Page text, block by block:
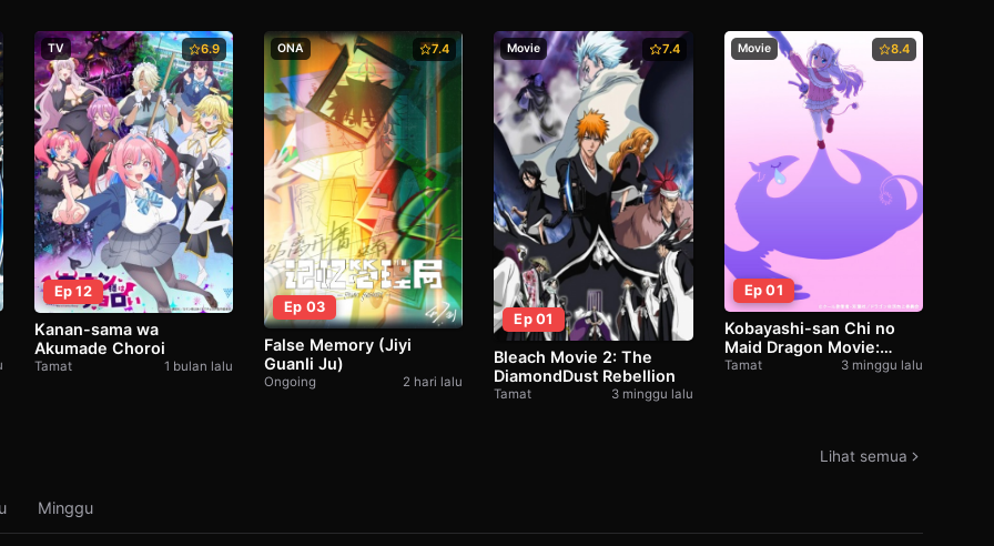
TV 6.9
Ep 12
Kanan-sama wa
Akumade Choroi
Tamat 1 bulan lalu
ONA 7.4
Ep 03
False Memory (Jiyi
Guanli Ju)
Ongoing 2 hari lalu
Movie 7.4
Ep 01
Bleach Movie 2: The
DiamondDust Rebellion
Tamat 3 minggu lalu
Movie 8.4
Ep 01
Kobayashi-san Chi no
Maid Dragon Movie:
Samishigariya no Ryuu
Tamat 3 minggu lalu
Lihat semua
Minggu